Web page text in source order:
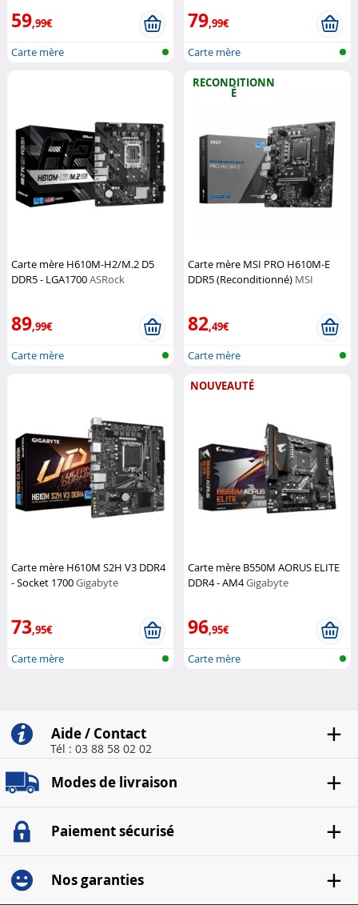
59,99€
Carte mère
79,99€
Carte mère
Carte mère H610M-H2/M.2 D5
DDR5 - LGA1700ASRock
89,99€
Carte mère
RECONDITIONN
É
Carte mère MSI PRO H610M-E
DDR5 (Reconditionné) MSI
82,49€
Carte mère
Carte mère H610M S2H V3 DDR4
- Socket 1700Gigabyte
73,95€
Carte mère
NOUVEAUTÉ
Carte mère B550M AORUS ELITE
DDR4 - AM4Gigabyte
96,95€
Carte mère
Aide / Contact
Tél : 03 88 58 02 02
Modes de livraison
Paiement sécurisé
Nos garanties